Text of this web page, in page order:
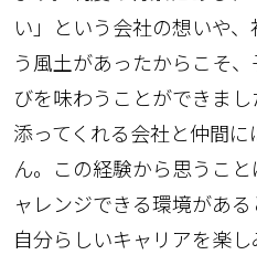
い」という会社の想いや
う風土があったからこそ
びを味わうことができま
添ってくれる会社と仲間
ん。この経験から思うこ
ャレンジできる環境があ
自分らしいキャリアを楽